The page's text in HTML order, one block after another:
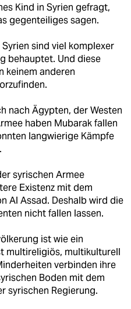
Kind in Syrien gefragt,
gegenteiliges sagen.
sind viel komplexer
behauptet. Und diese
keinem anderen
nach Ägypten, der Westen
haben Mubarak fallen
langwierige Kämpfe
syrischen Armee
Existenz mit dem
Al Assad. Deshalb wird die
nicht fallen lassen.
ist wie ein
multireligiös, multikulturell
verbinden ihre
Boden mit dem
syrischen Regierung.